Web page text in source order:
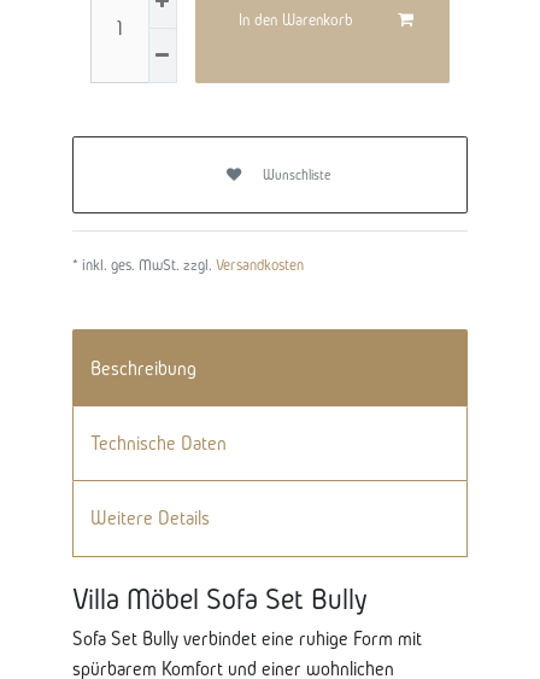
In den Warenkorb
Wunschliste
* inkl. ges. MwSt. zzgl. Versandkosten
Beschreibung
Technische Daten
Weitere Details
Villa Möbel Sofa Set Bully
Sofa Set Bully verbindet eine ruhige Form mit
spürbarem Komfort und einer wohnlichen